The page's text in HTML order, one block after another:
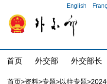
English
首页 外交部 外交部长
首页>资料>专题>以往专题>